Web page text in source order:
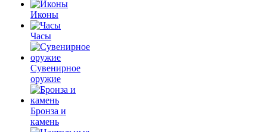
Иконы
Часы
Сувенирное
оружие
Бронза и
камень